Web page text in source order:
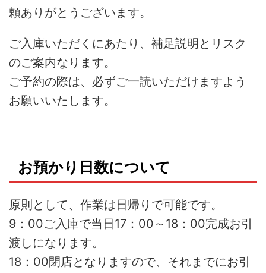
頼ありがとうございます。
ご入庫いただくにあたり、補足説明とリスク
のご案内なります。
ご予約の際は、必ずご一読いただけますよう
お願いいたします。
お預かり日数について
原則として、作業は日帰りで可能です。
9：00ご入庫で当日17：00～18：00完成お引
渡しになります。
18：00閉店となりますので、それまでにお引